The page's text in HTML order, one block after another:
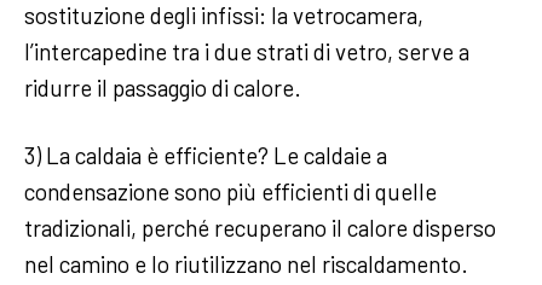
sostituzione degli infissi: la vetrocamera,
l’intercapedine tra i due strati di vetro, serve a
ridurre il passaggio di calore.
3) La caldaia è efficiente? Le caldaie a
condensazione sono più efficienti di quelle
tradizionali, perché recuperano il calore disperso
nel camino e lo riutilizzano nel riscaldamento.